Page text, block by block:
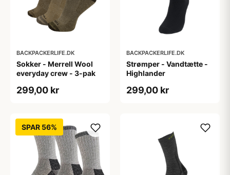
BACKPACKERLIFE.DK
Sokker - Merrell Wool
everyday crew - 3-pak
299,00 kr
BACKPACKERLIFE.DK
Strømper - Vandtætte -
Highlander
299,00 kr
SPAR 56%